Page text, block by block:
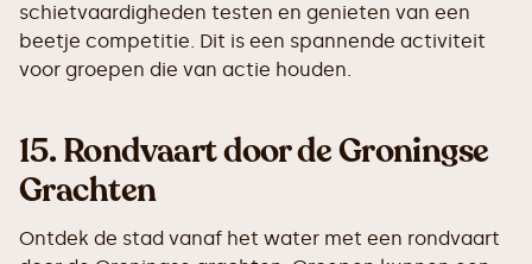
schietvaardigheden testen en genieten van een
beetje competitie. Dit is een spannende activiteit
voor groepen die van actie houden.
15.Rondvaart door de Groningse
Grachten
Ontdek de stad vanaf het water met een rondvaart